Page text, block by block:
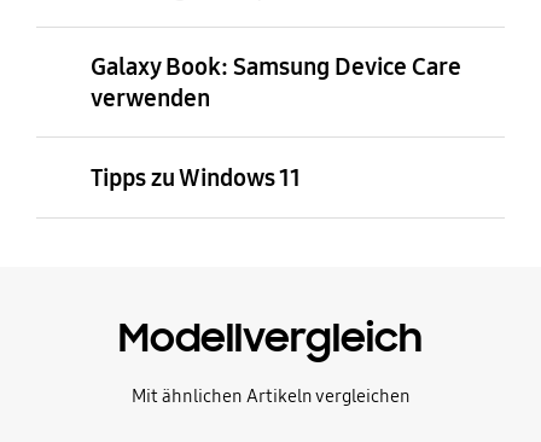
Galaxy Book: Samsung Device Care
verwenden
Tipps zu Windows 11
Modellvergleich
Mit ähnlichen Artikeln vergleichen